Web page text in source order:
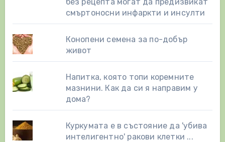
смъртоносни инфаркти и инсулти
Конопени семена за по-добър
живот
Напитка, която топи коремните
мазнини. Как да си я направим у
дома?
Куркумата е в състояние да 'убива
интелигентно' ракови клетки ...